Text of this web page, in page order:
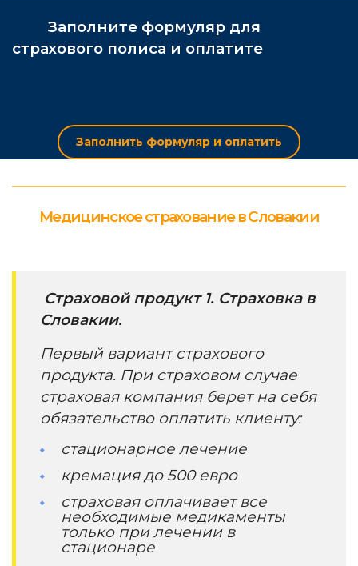
Заполните формуляр для
страхового полиса и оплатите
Заполнить формуляр и оплатить
Медицинское страхование в Словакии
Страховой продукт 1. Страховка в
Словакии.
Первый вариант страхового
продукта. При страховом случае
страховая компания берет на себя
обязательство оплатить клиенту:
стационарное лечение
кремация до 500 евро
страховая оплачивает все
необходимые медикаменты
только при лечении в
стационаре